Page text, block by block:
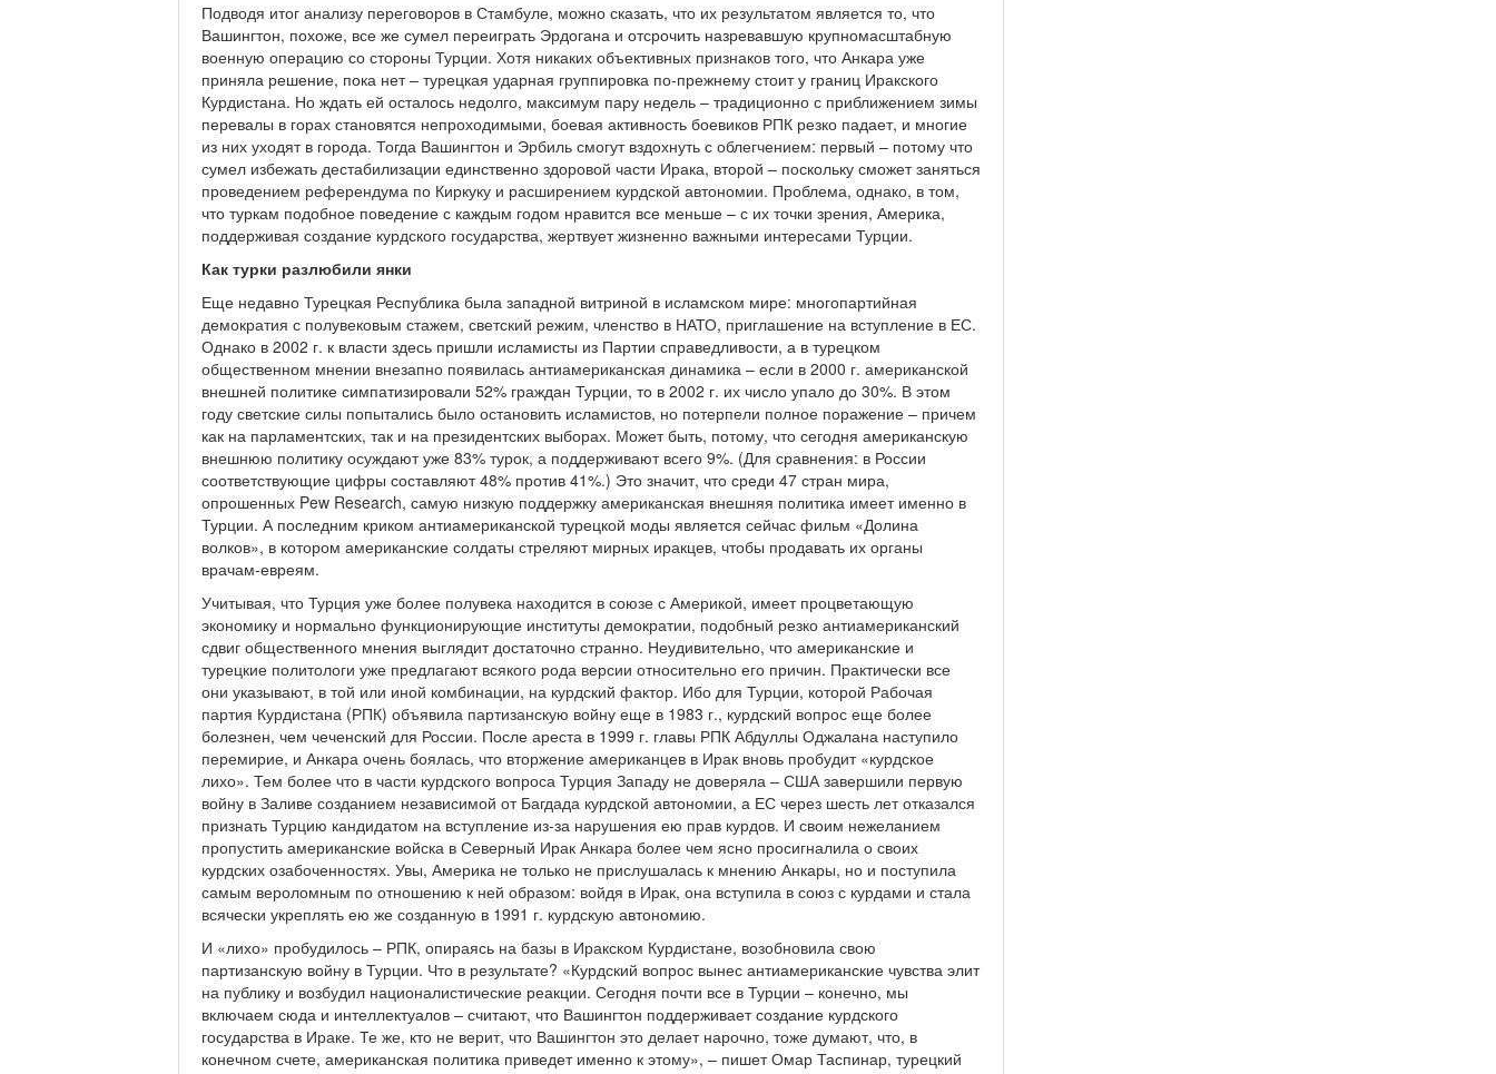
Подводя итог анализу переговоров в Стамбуле, можно сказать, что их результатом является то, что
Вашингтон, похоже, все же сумел переиграть Эрдогана и отсрочить назревавшую крупномасштабную
военную операцию со стороны Турции. Хотя никаких объективных признаков того, что Анкара уже
приняла решение, пока нет – турецкая ударная группировка по-прежнему стоит у границ Иракского
Курдистана. Но ждать ей осталось недолго, максимум пару недель – традиционно с приближением зимы
перевалы в горах становятся непроходимыми, боевая активность боевиков РПК резко падает, и многие
из них уходят в города. Тогда Вашингтон и Эрбиль смогут вздохнуть с облегчением: первый – потому что
сумел избежать дестабилизации единственно здоровой части Ирака, второй – поскольку сможет заняться
проведением референдума по Киркуку и расширением курдской автономии. Проблема, однако, в том,
что туркам подобное поведение с каждым годом нравится все меньше – с их точки зрения, Америка,
поддерживая создание курдского государства, жертвует жизненно важными интересами Турции.
Как турки разлюбили янки
Еще недавно Турецкая Республика была западной витриной в исламском мире: многопартийная
демократия с полувековым стажем, светский режим, членство в НАТО, приглашение на вступление в ЕС.
Однако в 2002 г. к власти здесь пришли исламисты из Партии справедливости, а в турецком
общественном мнении внезапно появилась антиамериканская динамика – если в 2000 г. американской
внешней политике симпатизировали 52% граждан Турции, то в 2002 г. их число упало до 30%. В этом
году светские силы попытались было остановить исламистов, но потерпели полное поражение – причем
как на парламентских, так и на президентских выборах. Может быть, потому, что сегодня американскую
внешнюю политику осуждают уже 83% турок, а поддерживают всего 9%. (Для сравнения: в России
соответствующие цифры составляют 48% против 41%.) Это значит, что среди 47 стран мира,
опрошенных Pew Research, самую низкую поддержку американская внешняя политика имеет именно в
Турции. А последним криком антиамериканской турецкой моды является сейчас фильм «Долина
волков», в котором американские солдаты стреляют мирных иракцев, чтобы продавать их органы
врачам-евреям.
Учитывая, что Турция уже более полувека находится в союзе с Америкой, имеет процветающую
экономику и нормально функционирующие институты демократии, подобный резко антиамериканский
сдвиг общественного мнения выглядит достаточно странно. Неудивительно, что американские и
турецкие политологи уже предлагают всякого рода версии относительно его причин. Практически все
они указывают, в той или иной комбинации, на курдский фактор. Ибо для Турции, которой Рабочая
партия Курдистана (РПК) объявила партизанскую войну еще в 1983 г., курдский вопрос еще более
болезнен, чем чеченский для России. После ареста в 1999 г. главы РПК Абдуллы Оджалана наступило
перемирие, и Анкара очень боялась, что вторжение американцев в Ирак вновь пробудит «курдское
лихо». Тем более что в части курдского вопроса Турция Западу не доверяла – США завершили первую
войну в Заливе созданием независимой от Багдада курдской автономии, а ЕС через шесть лет отказался
признать Турцию кандидатом на вступление из-за нарушения ею прав курдов. И своим нежеланием
пропустить американские войска в Северный Ирак Анкара более чем ясно просигналила о своих
курдских озабоченностях. Увы, Америка не только не прислушалась к мнению Анкары, но и поступила
самым вероломным по отношению к ней образом: войдя в Ирак, она вступила в союз с курдами и стала
всячески укреплять ею же созданную в 1991 г. курдскую автономию.
И «лихо» пробудилось – РПК, опираясь на базы в Иракском Курдистане, возобновила свою
партизанскую войну в Турции. Что в результате? «Курдский вопрос вынес антиамериканские чувства элит
на публику и возбудил националистические реакции. Сегодня почти все в Турции – конечно, мы
включаем сюда и интеллектуалов – считают, что Вашингтон поддерживает создание курдского
государства в Ираке. Те же, кто не верит, что Вашингтон это делает нарочно, тоже думают, что, в
конечном счете, американская политика приведет именно к этому», – пишет Омар Таспинар, турецкий